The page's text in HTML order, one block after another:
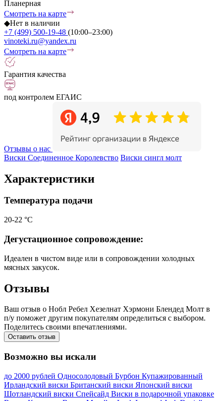
Планерная
Смотреть на карте
◆Нет в наличии
+7 (499) 500-19-48 (10:00–23:00)
vinoteki.ru@yandex.ru
Смотреть на карте
Гарантия качества
под контролем ЕГАИС
Отзывы о нас
Виски Соединенное Королевство Виски сингл молт
Характеристики
Температура подачи
20-22 °С
Дегустационное сопровождение:
Идеален в чистом виде или в сопровождении холодных
мясных закусок.
Отзывы
Ваш отзыв о Нобл Ребел Хезелнат Хэрмони Блендед Молт в
п/у поможет другим покупателям определиться с выбором.
Поделитесь своими впечатлениями.
Оставить отзыв
Возможно вы искали
до 2000 рублей Односолодовый Бурбон Купажированный
Ирландский виски Британский виски Японский виски
Шотландский виски Спейсайд Виски в подарочной упаковке